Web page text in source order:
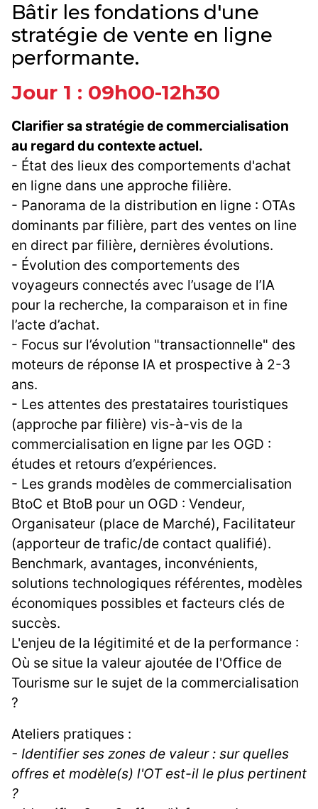
Bâtir les fondations d'une
stratégie de vente en ligne
performante.
Jour 1 : 09h00-12h30
Clarifier sa stratégie de commercialisation
au regard du contexte actuel.
- État des lieux des comportements d'achat
en ligne dans une approche filière.
- Panorama de la distribution en ligne : OTAs
dominants par filière, part des ventes on line
en direct par filière, dernières évolutions.
- Évolution des comportements des
voyageurs connectés avec l’usage de l’IA
pour la recherche, la comparaison et in fine
l’acte d’achat.
- Focus sur l’évolution "transactionnelle" des
moteurs de réponse IA et prospective à 2-3
ans.
- Les attentes des prestataires touristiques
(approche par filière) vis-à-vis de la
commercialisation en ligne par les OGD :
études et retours d’expériences.
- Les grands modèles de commercialisation
BtoC et BtoB pour un OGD : Vendeur,
Organisateur (place de Marché), Facilitateur
(apporteur de trafic/de contact qualifié).
Benchmark, avantages, inconvénients,
solutions technologiques référentes, modèles
économiques possibles et facteurs clés de
succès.
L'enjeu de la légitimité et de la performance :
Où se situe la valeur ajoutée de l'Office de
Tourisme sur le sujet de la commercialisation
?
Ateliers pratiques :
- Identifier ses zones de valeur : sur quelles
offres et modèle(s) l'OT est-il le plus pertinent
?